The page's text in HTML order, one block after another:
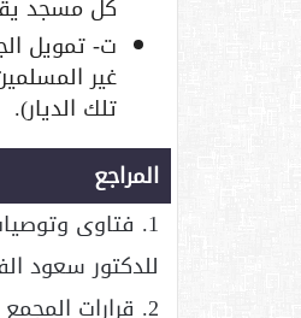
كل مسجد
ت‌- تمويل
غير
تلك الديار).
المراجع
للدكتور سعود
2. قرارات المجمع الفقهي الإسلامي بمكة، العدد:3 ص(211).